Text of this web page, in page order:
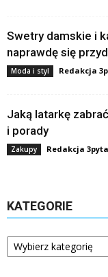
Swetry damskie i
naprawdę się
Moda i styl Redakcja
Jaką latarkę
i porady
Zakupy Redakcja
KATEGORIE
Kategorie